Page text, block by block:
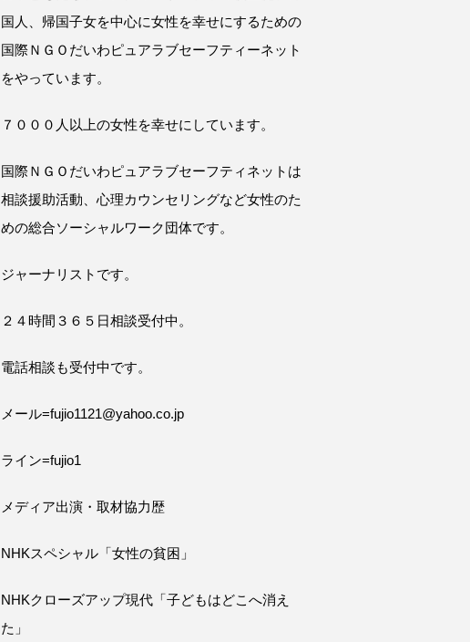
国人、帰国子女を中心に女性を幸せにするための
国際ＮＧＯだいわピュアラブセーフティーネット
をやっています。
７０００人以上の女性を幸せにしています。
国際ＮＧＯだいわピュアラブセーフティネットは
相談援助活動、心理カウンセリングなど女性のた
めの総合ソーシャルワーク団体です。
ジャーナリストです。
２４時間３６５日相談受付中。
電話相談も受付中です。
メール=fujio1121@yahoo.co.jp
ライン=fujio1
メディア出演・取材協力歴
NHKスペシャル「女性の貧困」
NHKクローズアップ現代「子どもはどこへ消え
た」